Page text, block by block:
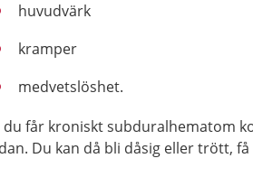
huvudvärk
kramper
medvetslöshet.
du får kroniskt subduralhematom
Du kan då bli dåsig eller trött,